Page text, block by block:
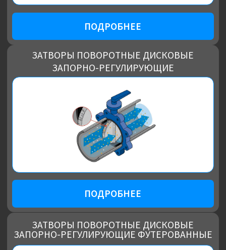
ПОДРОБНЕЕ
ПОДРОБНЕЕ
ЗАТВОРЫ ПОВОРОТНЫЕ ДИСКОВЫЕ
И РЕГУЛИРУЮЩИЕ
ЗАТВОРЫ ПОВОРОТНЫЕ ДИСКОВЫЕ
ЗАПОРНО-РЕГУЛИРУЮЩИЕ
ДВУХЭКСЦЕНТРИКОВЫЕ С ЭЛАСТОМЕРНЫМ
УПЛОТНЕНИЕМ